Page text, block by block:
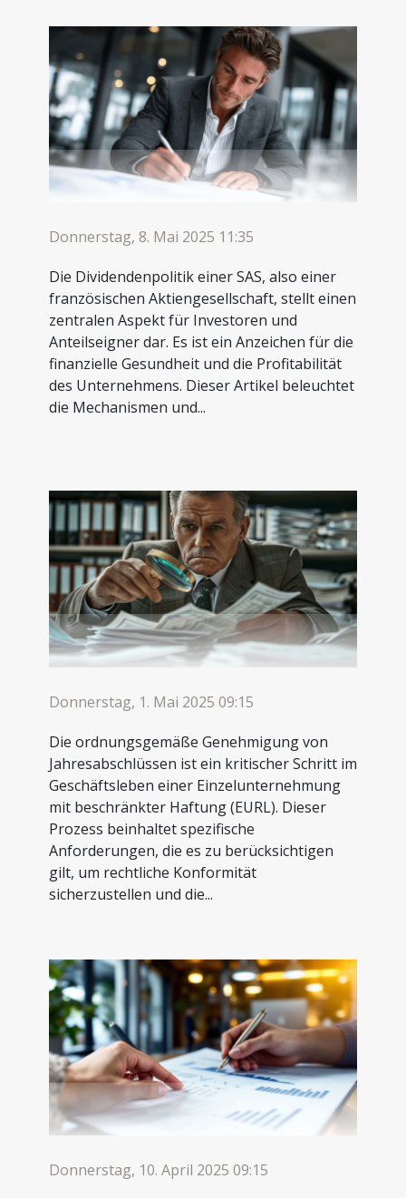
Donnerstag, 8. Mai 2025 11:35
Die Dividendenpolitik einer SAS, also einer
französischen Aktiengesellschaft, stellt einen
zentralen Aspekt für Investoren und
Anteilseigner dar. Es ist ein Anzeichen für die
finanzielle Gesundheit und die Profitabilität
des Unternehmens. Dieser Artikel beleuchtet
die Mechanismen und...
Donnerstag, 1. Mai 2025 09:15
Die ordnungsgemäße Genehmigung von
Jahresabschlüssen ist ein kritischer Schritt im
Geschäftsleben einer Einzelunternehmung
mit beschränkter Haftung (EURL). Dieser
Prozess beinhaltet spezifische
Anforderungen, die es zu berücksichtigen
gilt, um rechtliche Konformität
sicherzustellen und die...
Donnerstag, 10. April 2025 09:15